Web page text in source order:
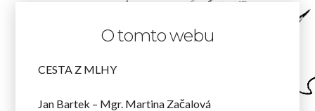
O tomto webu
CESTA Z MLHY
Jan Bartek – Mgr. Martina Začalová